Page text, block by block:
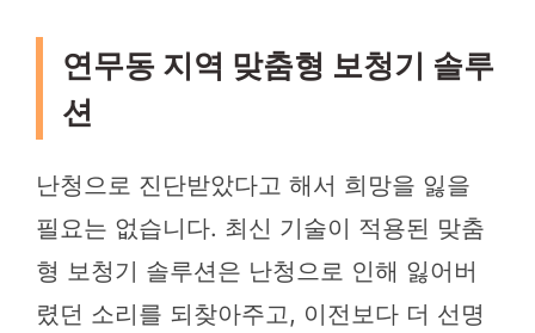
연무동 지역 맞춤형 보청기 솔루
션
난청으로 진단받았다고 해서 희망을 잃을
필요는 없습니다. 최신 기술이 적용된 맞춤
형 보청기 솔루션은 난청으로 인해 잃어버
렸던 소리를 되찾아주고, 이전보다 더 선명